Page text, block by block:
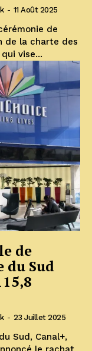
- 11 Août 2025
de
de la charte des
vise...
de
Sud
- 23 Juillet 2025
Sud, Canal+,